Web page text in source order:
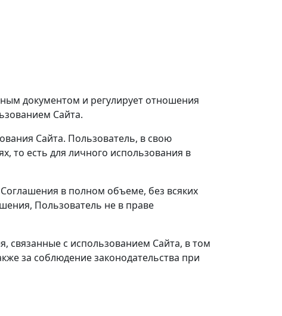
документом и регулирует отношения
Сайта.
Сайта. Пользователь, в свою
то есть для личного использования в
в полном объеме, без всяких
Пользователь не в праве
связанные с использованием Сайта, в том
за соблюдение законодательства при